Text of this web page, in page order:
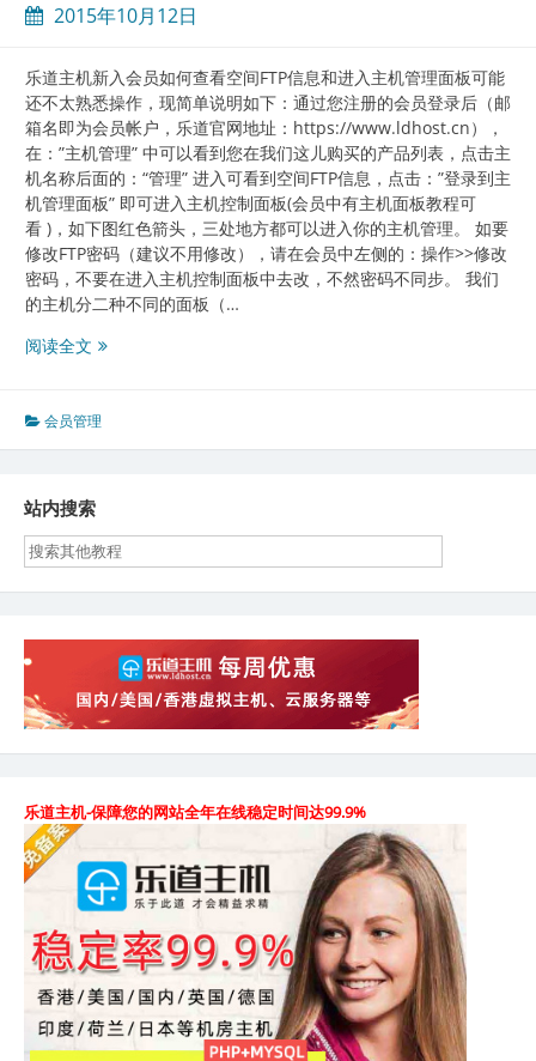
乐
主
机
2015年10月12日
乐道主机新入会员如何查看空间FTP信息和进入主机管理面板可能
还不太熟悉操作，现简单说明如下：通过您注册的会员登录后（邮
箱名即为会员帐户，乐道官网地址：https://www.ldhost.cn），
在：”主机管理” 中可以看到您在我们这儿购买的产品列表，点击主
机名称后面的：“管理” 进入可看到空间FTP信息，点击：”登录到主
机管理面板” 即可进入主机控制面板(会员中有主机面板教程可
看 )，如下图红色箭头，三处地方都可以进入你的主机管理。 如要
修改FTP密码（建议不用修改），请在会员中左侧的：操作>>修改
密码，不要在进入主机控制面板中去改，不然密码不同步。 我们
的主机分二种不同的面板（…
阅读全文 乐
机
新
员
开
通
主
机
如
进
入
制
板
及
赠
主
机
使
用
会员管理
站内搜索
乐道主机-保障您的网站全年在线稳定时间达99.9%